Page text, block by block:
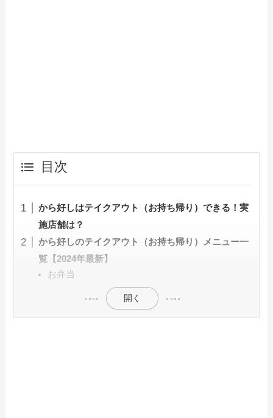
目次
から好しはテイクアウト（お持ち帰り）できる！実
施店舗は？
から好しのテイクアウト（お持ち帰り）メニュー一
覧【2024年最新】
お弁当
開く